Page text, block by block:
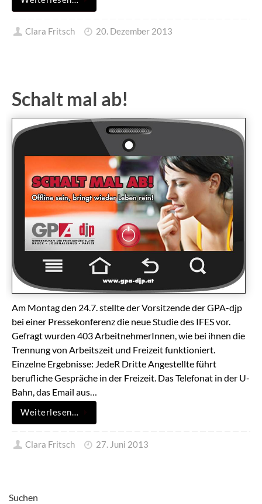
Clara Fritsch 20. Dezember 2013
Schalt mal ab!
Am Montag den 24.7. stellte der Vorsitzende der GPA-djp
bei einer Pressekonferenz die neue Studie des IFES vor.
Gefragt wurden 403 ArbeitnehmerInnen, wie bei ihnen die
Trennung von Arbeitszeit und Freizeit funktioniert.
Einzelne Ergebnisse: JedeR Dritte Angestellte führt
berufliche Gespräche in der Freizeit. Das Telefonat in der U-
Bahn, das Email aus…
Weiterlesen…
Clara Fritsch 27. Juni 2013
Suchen